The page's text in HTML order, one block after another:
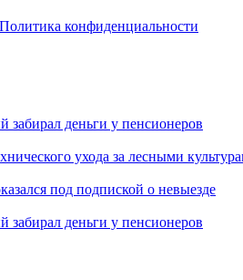
Политика конфиденциальности
забирал деньги у пенсионеров
ухода за лесными
под подпиской о невыезде
забирал деньги у пенсионеров